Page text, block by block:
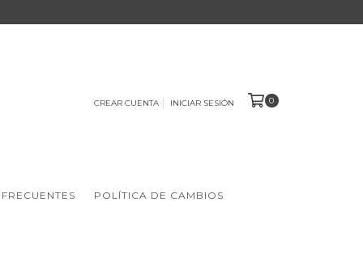
CREAR CUENTA INICIAR SESIÓN 0
POLÍTICA DE CAMBIOS